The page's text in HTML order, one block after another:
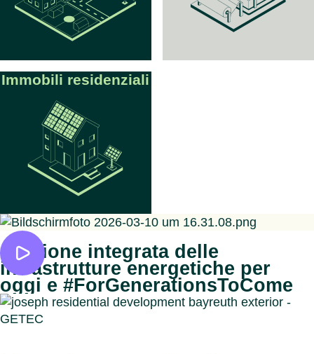
Immobili residenziali
Gestione integrata delle
infrastrutture energetiche per
oggi e #ForGenerationsToCome